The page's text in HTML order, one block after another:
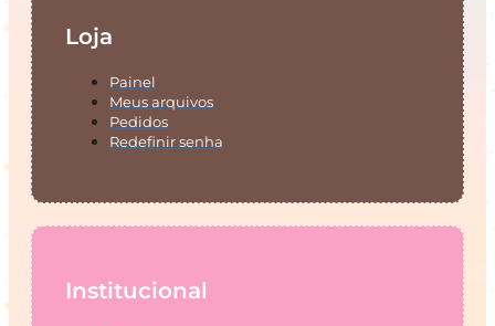
Loja
Painel
Meus arquivos
Pedidos
Redefinir senha
Institucional